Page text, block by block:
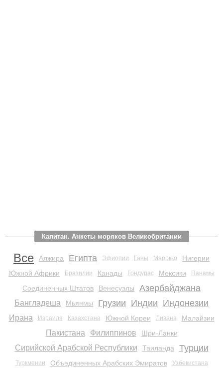
Капитан. Анкеты моряков Великобритании
Все Алжира Египта Эфиопии Ганы Марокко
Нигерии
Южной Африки
Бразилии Канады Гондурас Мексики Панамы
Соединенных Штатов Венесуэлы Азербайджана
Бангладеша Мьянмы Грузии Индии Индонезии
Ирана Израиля Казахстана Южной Кореи Ливана Малайзии
Пакистана Филиппинов Шри-Ланки
Сирийской Арабской Республики Таиланда Турции
Туркмении Объединенных Арабских Эмиратов Узбекистана